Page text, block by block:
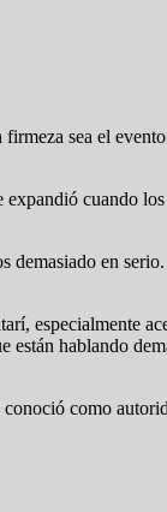
sea el
cuando
demasiado en
especialmente
hablando
como